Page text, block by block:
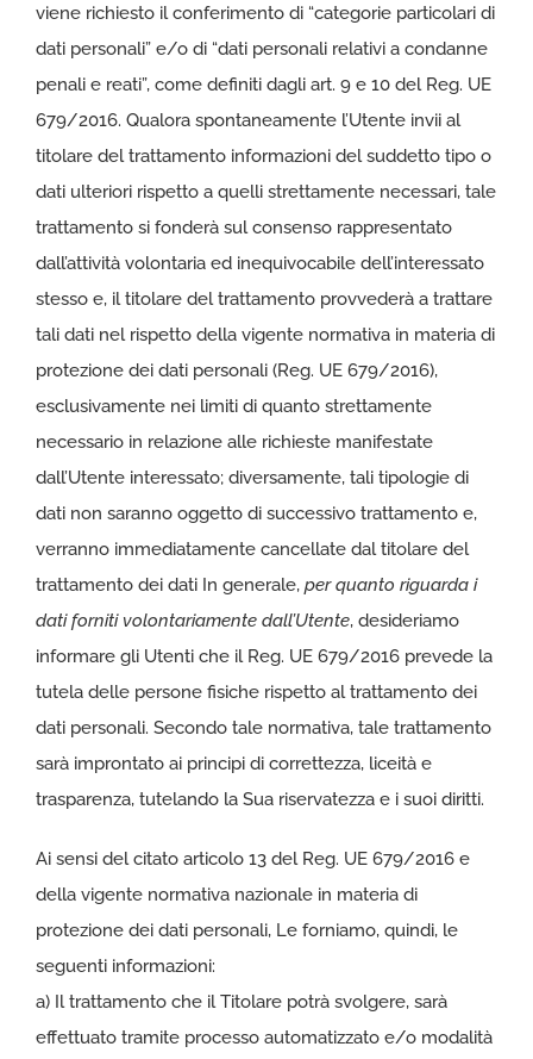
viene richiesto il conferimento di “categorie particolari di
dati personali” e/o di “dati personali relativi a condanne
penali e reati”, come definiti dagli art. 9 e 10 del Reg. UE
679/2016. Qualora spontaneamente l’Utente invii al
titolare del trattamento informazioni del suddetto tipo o
dati ulteriori rispetto a quelli strettamente necessari, tale
trattamento si fonderà sul consenso rappresentato
dall’attività volontaria ed inequivocabile dell’interessato
stesso e, il titolare del trattamento provvederà a trattare
tali dati nel rispetto della vigente normativa in materia di
protezione dei dati personali (Reg. UE 679/2016),
esclusivamente nei limiti di quanto strettamente
necessario in relazione alle richieste manifestate
dall’Utente interessato; diversamente, tali tipologie di
dati non saranno oggetto di successivo trattamento e,
verranno immediatamente cancellate dal titolare del
trattamento dei dati In generale, per quanto riguarda i
dati forniti volontariamente dall’Utente, desideriamo
informare gli Utenti che il Reg. UE 679/2016 prevede la
tutela delle persone fisiche rispetto al trattamento dei
dati personali. Secondo tale normativa, tale trattamento
sarà improntato ai principi di correttezza, liceità e
trasparenza, tutelando la Sua riservatezza e i suoi diritti.
Ai sensi del citato articolo 13 del Reg. UE 679/2016 e
della vigente normativa nazionale in materia di
protezione dei dati personali, Le forniamo, quindi, le
seguenti informazioni:
a) Il trattamento che il Titolare potrà svolgere, sarà
effettuato tramite processo automatizzato e/o modalità